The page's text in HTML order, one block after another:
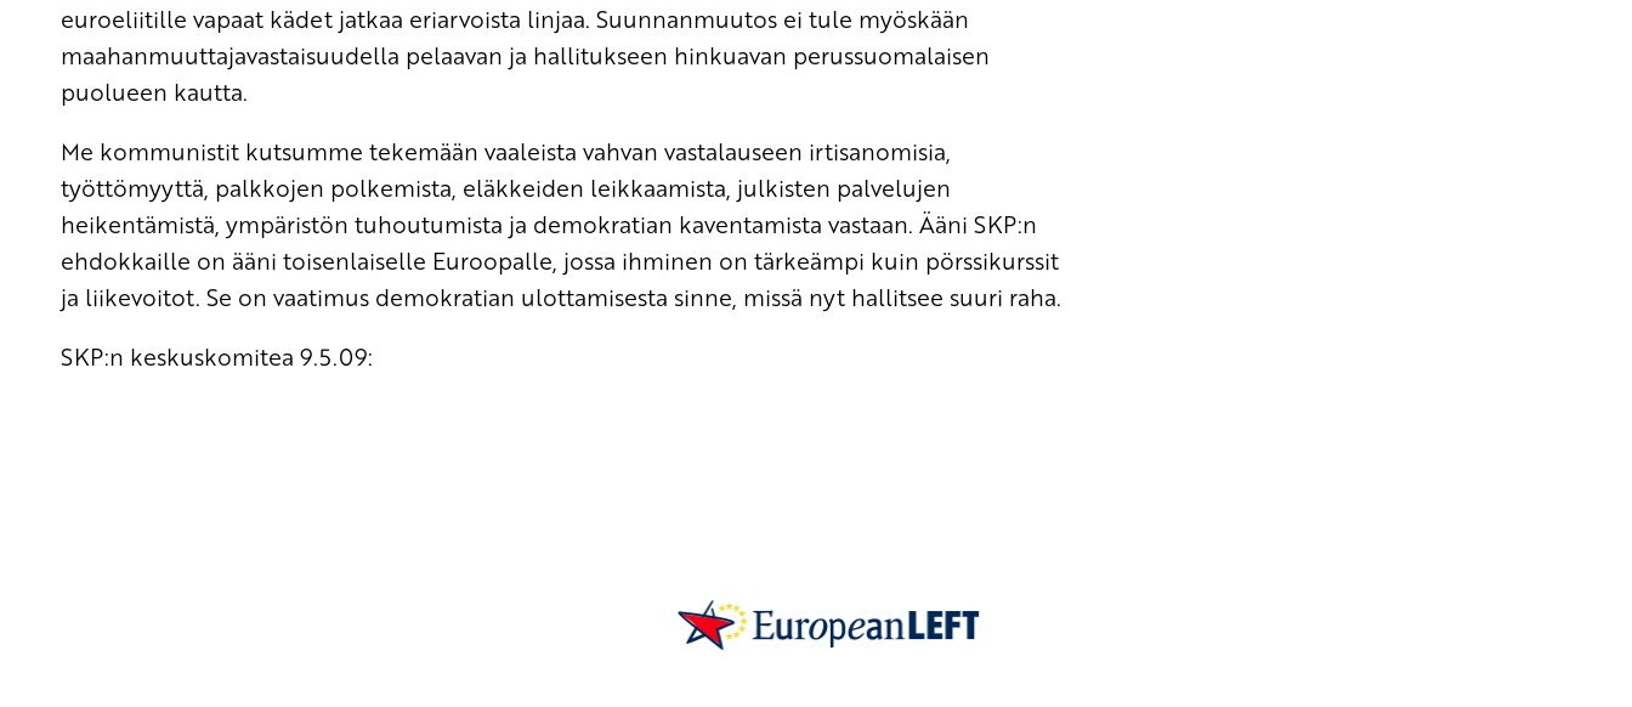
euroeliitille vapaat kädet jatkaa eriarvoista linjaa. Suunnanmuutos ei tule myöskään
maahanmuuttajavastaisuudella pelaavan ja hallitukseen hinkuavan perussuomalaisen
puolueen kautta.
Me kommunistit kutsumme tekemään vaaleista vahvan vastalauseen irtisanomisia,
työttömyyttä, palkkojen polkemista, eläkkeiden leikkaamista, julkisten palvelujen
heikentämistä, ympäristön tuhoutumista ja demokratian kaventamista vastaan. Ääni SKP:n
ehdokkaille on ääni toisenlaiselle Euroopalle, jossa ihminen on tärkeämpi kuin pörssikurssit
ja liikevoitot. Se on vaatimus demokratian ulottamisesta sinne, missä nyt hallitsee suuri raha.
SKP:n keskuskomitea 9.5.09: